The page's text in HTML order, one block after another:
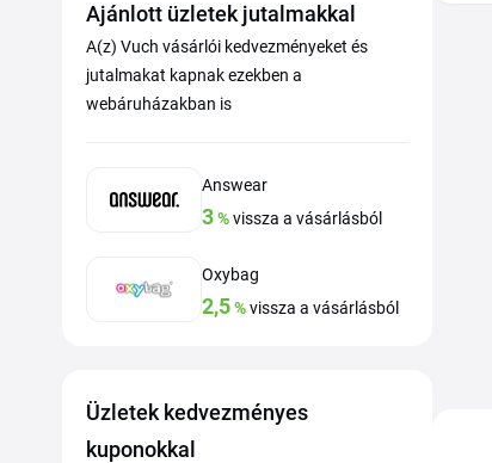
Ajánlott üzletek jutalmakkal
A(z) Vuch vásárlói kedvezményeket és
jutalmakat kapnak ezekben a
webáruházakban is
Answear
3%vissza a vásárlásból
Oxybag
2,5%vissza a vásárlásból
Üzletek kedvezményes
kuponokkal